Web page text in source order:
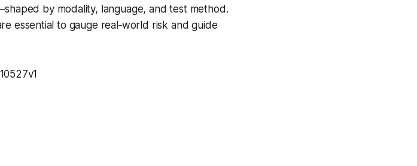
by modality, language, and test method.
essential to gauge real‑world risk and guide